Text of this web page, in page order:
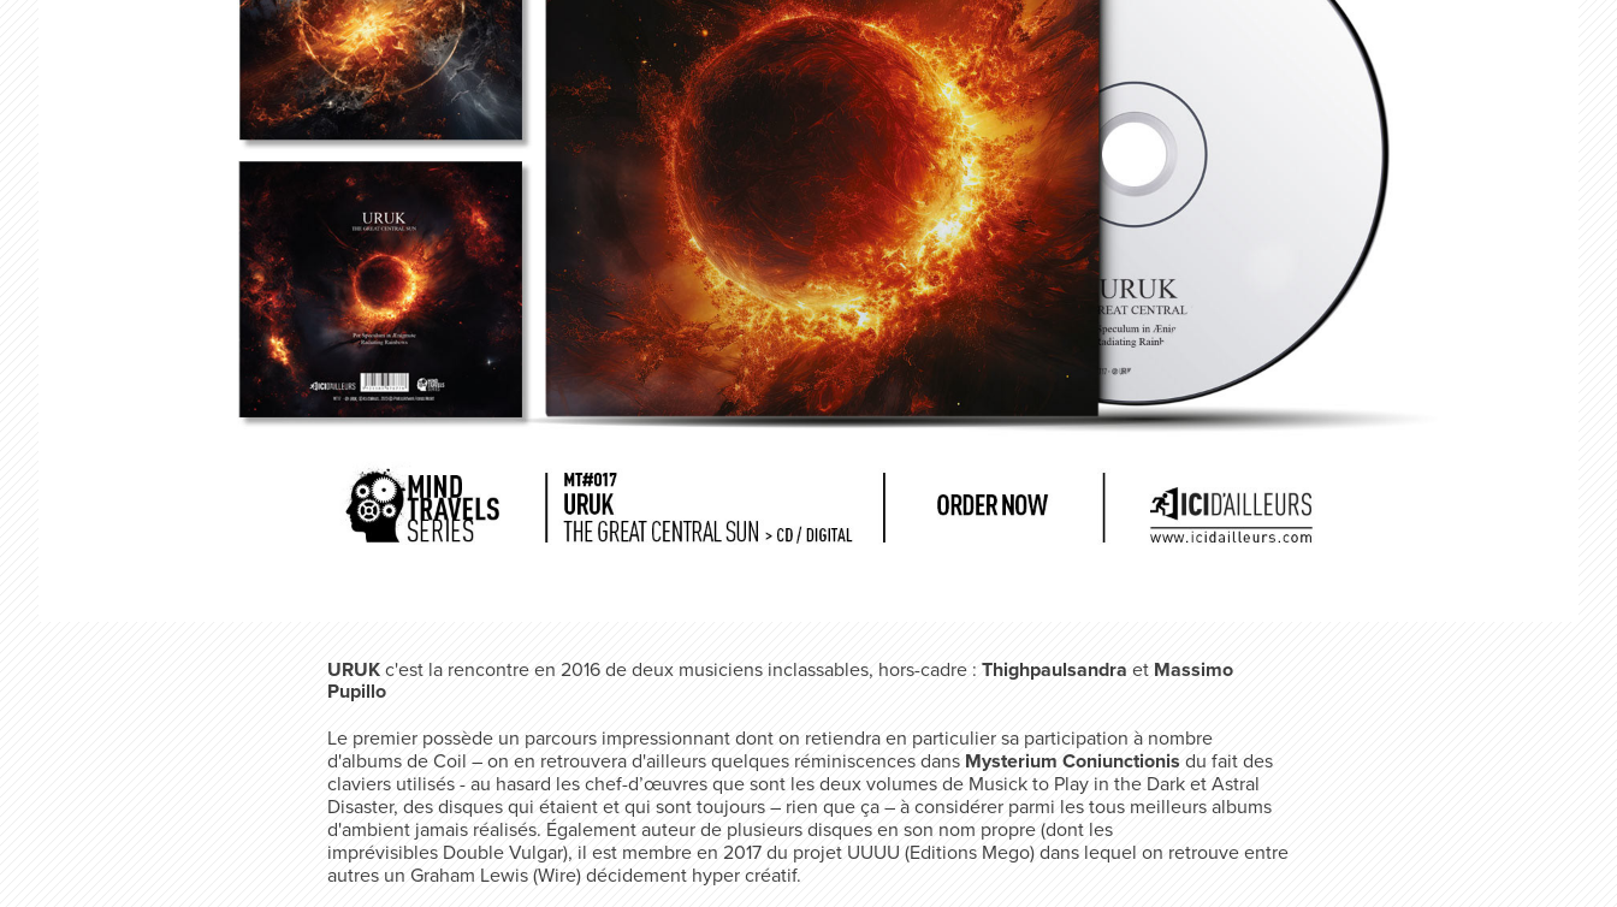
URUKc'est la rencontre en 2016 de deux musiciens inclassables, hors-cadre : Thighpaulsandra et Massimo
Pupillo
Le premier possède un parcours impressionnant dont on retiendra en particulier sa participation à nombre
d'albums de Coil – on en retrouvera d'ailleurs quelques réminiscences dans Mysterium Coniunctionis du fait des
claviers utilisés - au hasard les chef-d’œuvres que sont les deux volumes de Musick to Play in the Dark et Astral
Disaster, des disques qui étaient et qui sont toujours – rien que ça – à considérer parmi les tous meilleurs albums
d'ambient jamais réalisés. Également auteur de plusieurs disques en son nom propre (dont les
imprévisibles Double Vulgar), il est membre en 2017 du projet UUUU (Editions Mego) dans lequel on retrouve entre
autres un Graham Lewis (Wire) décidement hyper créatif.